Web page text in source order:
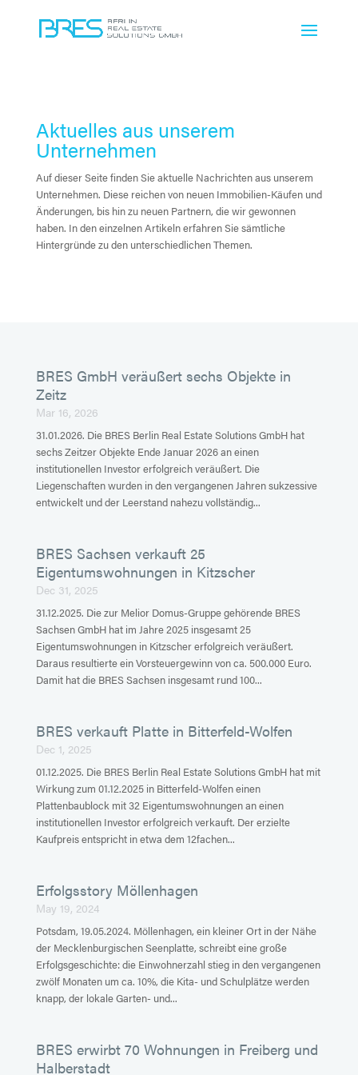
Aktuelles aus unserem
Unternehmen
Auf dieser Seite finden Sie aktuelle Nachrichten aus unserem
Unternehmen. Diese reichen von neuen Immobilien-Käufen und
Änderungen, bis hin zu neuen Partnern, die wir gewonnen
haben. In den einzelnen Artikeln erfahren Sie sämtliche
Hintergründe zu den unterschiedlichen Themen.
BRES GmbH veräußert sechs Objekte in
Zeitz
Mar 16, 2026
31.01.2026. Die BRES Berlin Real Estate Solutions GmbH hat
sechs Zeitzer Objekte Ende Januar 2026 an einen
institutionellen Investor erfolgreich veräußert. Die
Liegenschaften wurden in den vergangenen Jahren sukzessive
entwickelt und der Leerstand nahezu vollständig...
BRES Sachsen verkauft 25
Eigentumswohnungen in Kitzscher
Dec 31, 2025
31.12.2025. Die zur Melior Domus-Gruppe gehörende BRES
Sachsen GmbH hat im Jahre 2025 insgesamt 25
Eigentumswohnungen in Kitzscher erfolgreich veräußert.
Daraus resultierte ein Vorsteuergewinn von ca. 500.000 Euro.
Damit hat die BRES Sachsen insgesamt rund 100...
BRES verkauft Platte in Bitterfeld-Wolfen
Dec 1, 2025
01.12.2025. Die BRES Berlin Real Estate Solutions GmbH hat mit
Wirkung zum 01.12.2025 in Bitterfeld-Wolfen einen
Plattenbaublock mit 32 Eigentumswohnungen an einen
institutionellen Investor erfolgreich verkauft. Der erzielte
Kaufpreis entspricht in etwa dem 12fachen...
Erfolgsstory Möllenhagen
May 19, 2024
Potsdam, 19.05.2024. Möllenhagen, ein kleiner Ort in der Nähe
der Mecklenburgischen Seenplatte, schreibt eine große
Erfolgsgeschichte: die Einwohnerzahl stieg in den vergangenen
zwölf Monaten um ca. 10%, die Kita- und Schulplätze werden
knapp, der lokale Garten- und...
BRES erwirbt 70 Wohnungen in Freiberg und
Halberstadt